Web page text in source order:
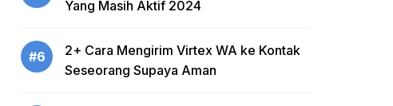
Yang Masih Aktif 2024
#6
2+ Cara Mengirim Virtex WA ke Kontak
Seseorang Supaya Aman